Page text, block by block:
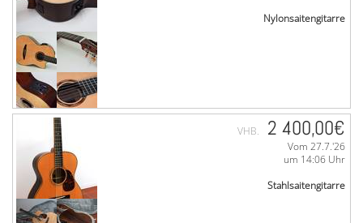
Nylonsaitengitarre
»YAMAHA NCX 900 R
Vielseitig einsetzbare elektronische Yamaha NCX-900 R
(Crossover) Konzertgitarre mit Koffer. Sehr guter, nahezu
neuwertiger Zustand, minimale Spielspuren auf ...mehr
VHB. 2 400,00€
Vom 27.7.'26
um 14:06 Uhr
Stahlsaitengitarre